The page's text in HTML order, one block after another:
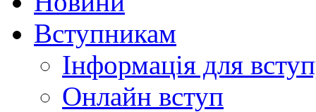
Вступникам
Інформація для
Онлайн вступ